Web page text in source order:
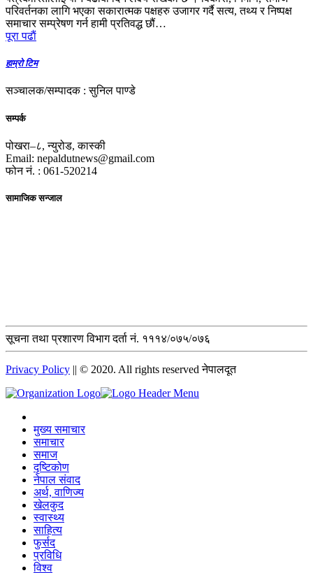
परिवर्तनका लागि भएका सकारात्मक पक्षहरु उजागर गर्दै सत्य, तथ्य र निष्पक्ष
समाचार सम्प्रेषण गर्न हामी प्रतिवद्ध छौं…
पूरा पढाैं
हाम्रो टिम
सञ्चालक/सम्पादक : सुनिल पाण्डे
सम्पर्क
पोखरा–८, न्युरोड, कास्की
Email: nepaldutnews@gmail.com
फोन नं. : 061-520214
सामाजिक सन्जाल
सूचना तथा प्रशारण विभाग दर्ता नं. १११४/०७५/०७६
Privacy Policy || © 2020. All rights reserved नेपालदूत
मुख्य समाचार
समाचार
समाज
दृष्टिकोण
नेपाल संवाद
अर्थ, वाणिज्य
खेलकुद
स्वास्थ्य
साहित्य
फुर्सद
प्रविधि
विश्व